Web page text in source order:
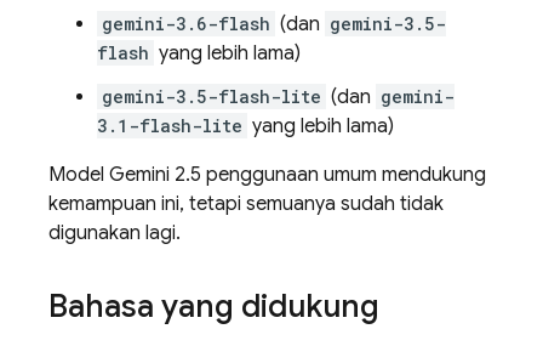
gemini-3.6-flash (dan gemini-3.5-
flash yang lebih lama)
gemini-3.5-flash-lite (dan gemini-
3.1-flash-lite yang lebih lama)
Model Gemini 2.5 penggunaan umum mendukung
kemampuan ini, tetapi semuanya sudah tidak
digunakan lagi.
Bahasa yang didukung